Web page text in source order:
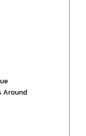
Around